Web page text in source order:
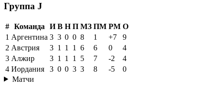
Группа J
# Команда И В Н П МЗ ПМ РМ О
1 Аргентина 3 3 0 0 8 1 +7
9
2 Австрия 3 1 1 1 6 6 0
4
3 Алжир 3 1 1 1 5 7 -2
4
4 Иордания 3 0 0 3 3 8 -5
0
Матчи